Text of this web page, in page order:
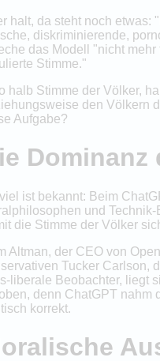
halt, da steht noch etwas:
diskriminierende,
das Modell "nicht
Stimme."
halb Stimme der Völker,
den Völkern
Aufgabe?
Dominanz
ist bekannt: Beim
und
die Stimme der Völker
Altman, der CEO von
Tucker Carlson,
liberale Beobachter, liegt
denn ChatGPT nahm
korrekt.